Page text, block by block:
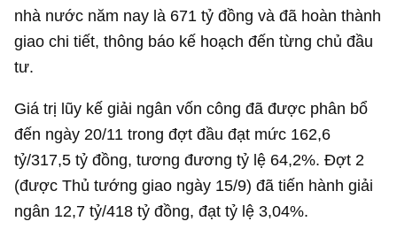
nhà nước năm nay là 671 tỷ đồng và đã hoàn thành
giao chi tiết, thông báo kế hoạch đến từng chủ đầu
tư.
Giá trị lũy kế giải ngân vốn công đã được phân bổ
đến ngày 20/11 trong đợt đầu đạt mức 162,6
tỷ/317,5 tỷ đồng, tương đương tỷ lệ 64,2%. Đợt 2
(được Thủ tướng giao ngày 15/9) đã tiến hành giải
ngân 12,7 tỷ/418 tỷ đồng, đạt tỷ lệ 3,04%.